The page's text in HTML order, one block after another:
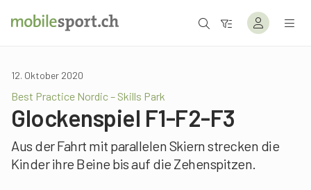
12. Oktober 2020
Best Practice Nordic – Skills Park
Glockenspiel F1-F2-F3
Aus der Fahrt mit parallelen Skiern strecken die
Kinder ihre Beine bis auf die Zehenspitzen.